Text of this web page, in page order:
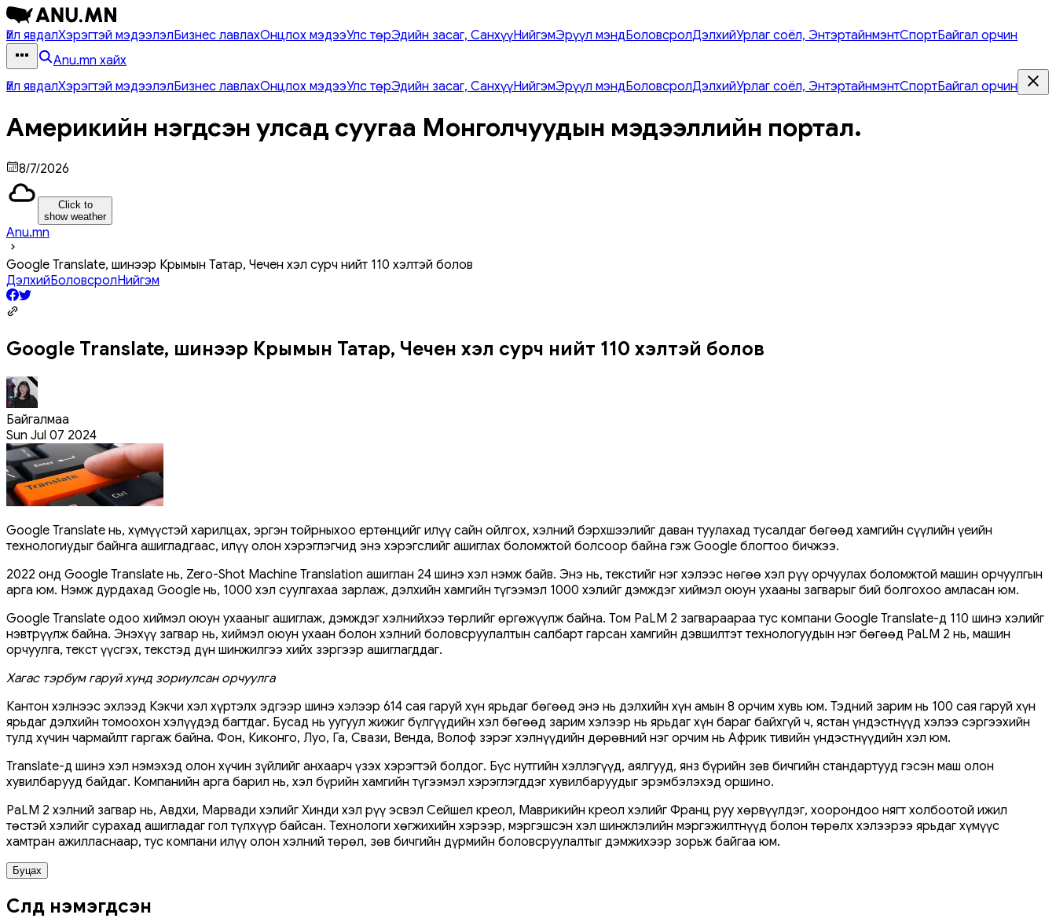
Үйл явдалХэрэгтэй мэдээлэлБизнес лавлахОнцлох мэдээУлс төрЭдийн засаг, СанхүүНийгэмЭрүүл мэндБоловсролДэлхийУрлаг соёл, ЭнтэртайнмэнтСпортБайгал орчин
Anu.mn хайх
Үйл явдалХэрэгтэй мэдээлэлБизнес лавлахОнцлох мэдээУлс төрЭдийн засаг, СанхүүНийгэмЭрүүл мэндБоловсролДэлхийУрлаг соёл, ЭнтэртайнмэнтСпортБайгал орчин
Америкийн нэгдсэн улсад суугаа Монголчуудын мэдээллийн портал.
8/7/2026
Click to
show weather
Anu.mn
Google Translate, шинээр Крымын Татар, Чечен хэл сурч нийт 110 хэлтэй болов
ДэлхийБоловсролНийгэм
Google Translate, шинээр Крымын Татар, Чечен хэл сурч нийт 110 хэлтэй болов
Байгалмаа
Sun Jul 07 2024
Google Translate нь, хүмүүстэй харилцах, эргэн тойрныхоо ертөнцийг илүү сайн ойлгох, хэлний бэрхшээлийг даван туулахад тусалдаг бөгөөд хамгийн сүүлийн үеийн
технологиудыг байнга ашигладгаас, илүү олон хэрэглэгчид энэ хэрэгслийг ашиглах боломжтой болсоор байна гэж Google блогтоо бичжээ.
2022 онд Google Translate нь, Zero-Shot Machine Translation ашиглан 24 шинэ хэл нэмж байв. Энэ нь, текстийг нэг хэлээс нөгөө хэл рүү орчуулах боломжтой машин орчуулгын
арга юм. Нэмж дурдахад Google нь, 1000 хэл суулгахаа зарлаж, дэлхийн хамгийн түгээмэл 1000 хэлийг дэмждэг хиймэл оюун ухааны загварыг бий болгохоо амласан юм.
Google Translate одоо хиймэл оюун ухааныг ашиглаж, дэмждэг хэлнийхээ төрлийг өргөжүүлж байна. Том PaLM 2 загвараараа тус компани Google Translate-д 110 шинэ хэлийг
нэвтрүүлж байна. Энэхүү загвар нь, хиймэл оюун ухаан болон хэлний боловсруулалтын салбарт гарсан хамгийн дэвшилтэт технологуудын нэг бөгөөд PaLM 2 нь, машин
орчуулга, текст үүсгэх, текстэд дүн шинжилгээ хийх зэргээр ашиглагддаг.
Хагас тэрбум гаруй хүнд зориулсан орчуулга
Кантон хэлнээс эхлээд Кэкчи хэл хүртэлх эдгээр шинэ хэлээр 614 сая гаруй хүн ярьдаг бөгөөд энэ нь дэлхийн хүн амын 8 орчим хувь юм. Тэдний зарим нь 100 сая гаруй хүн
ярьдаг дэлхийн томоохон хэлүүдэд багтдаг. Бусад нь уугуул жижиг бүлгүүдийн хэл бөгөөд зарим хэлээр нь ярьдаг хүн бараг байхгүй ч, ястан үндэстнүүд хэлээ сэргээхийн
тулд хүчин чармайлт гаргаж байна. Фон, Киконго, Луо, Га, Свази, Венда, Волоф зэрэг хэлнүүдийн дөрөвний нэг орчим нь Африк тивийн үндэстнүүдийн хэл юм.
Translate-д шинэ хэл нэмэхэд олон хүчин зүйлийг анхаарч үзэх хэрэгтэй болдог. Бүс нутгийн хэллэгүүд, аялгууд, янз бүрийн зөв бичгийн стандартууд гэсэн маш олон
хувилбарууд байдаг. Компанийн арга барил нь, хэл бүрийн хамгийн түгээмэл хэрэглэгддэг хувилбаруудыг эрэмбэлэхэд оршино.
PaLM 2 хэлний загвар нь, Авдхи, Марвади хэлийг Хинди хэл рүү эсвэл Сейшел креол, Маврикийн креол хэлийг Франц руу хөрвүүлдэг, хоорондоо нягт холбоотой ижил
төстэй хэлийг сурахад ашигладаг гол түлхүүр байсан. Технологи хөгжихийн хэрээр, мэргэшсэн хэл шинжлэлийн мэргэжилтнүүд болон төрөлх хэлээрээ ярьдаг хүмүүс
хамтран ажилласнаар, тус компани илүү олон хэлний төрөл, зөв ​​бичгийн дүрмийн боловсруулалтыг дэмжихээр зорьж байгаа юм.
Буцах
Сүүлд нэмэгдсэн